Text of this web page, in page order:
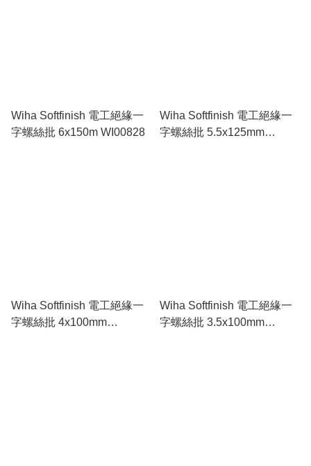
Wiha Softfinish 電工絕緣一
字螺絲批 6x150m WI00828
Wiha Softfinish 電工絕緣一
字螺絲批 5.5x125mm
Wiha Softfinish 電工絕緣一
字螺絲批 4x100mm
Wiha Softfinish 電工絕緣一
字螺絲批 3.5x100mm